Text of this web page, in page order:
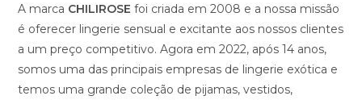
A marca CHILIROSE foi criada em 2008 e a nossa missão
é oferecer lingerie sensual e excitante aos nossos clientes
a um preço competitivo. Agora em 2022, após 14 anos,
somos uma das principais empresas de lingerie exótica e
temos uma grande coleção de pijamas, vestidos,